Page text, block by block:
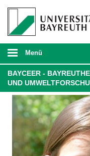
Menü
BAYCEER -
UND